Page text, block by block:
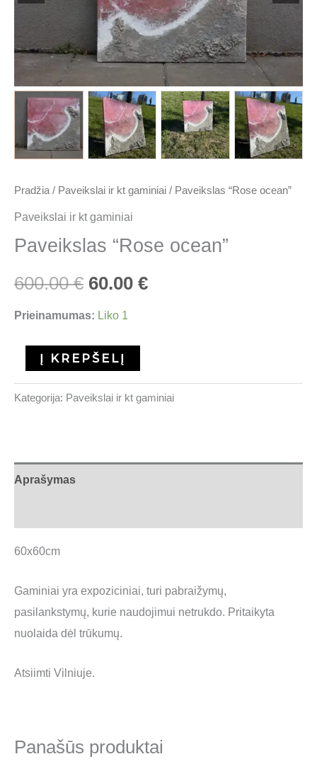
Pradžia / Paveikslai ir kt gaminiai / Paveikslas “Rose ocean”
Paveikslai ir kt gaminiai
Paveikslas “Rose ocean”
600.00€
600.00 €.
60.00 €
60.00 €.
Prieinamumas: Liko 1
Į KREPŠELĮ
Kategorija: Paveikslai ir kt gaminiai
Aprašymas
60x60cm
Gaminiai yra expoziciniai, turi pabraižymų,
pasilankstymų, kurie naudojimui netrukdo. Pritaikyta
nuolaida dėl trūkumų.
Atsiimti Vilniuje.
Panašūs produktai